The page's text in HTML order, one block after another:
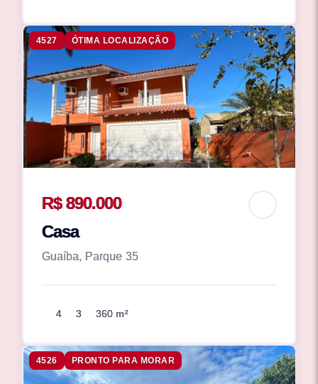
4527 ÓTIMA LOCALIZAÇÃO
R$ 890.000
Casa
Guaíba, Parque 35
4 3 360 m²
4526 PRONTO PARA MORAR